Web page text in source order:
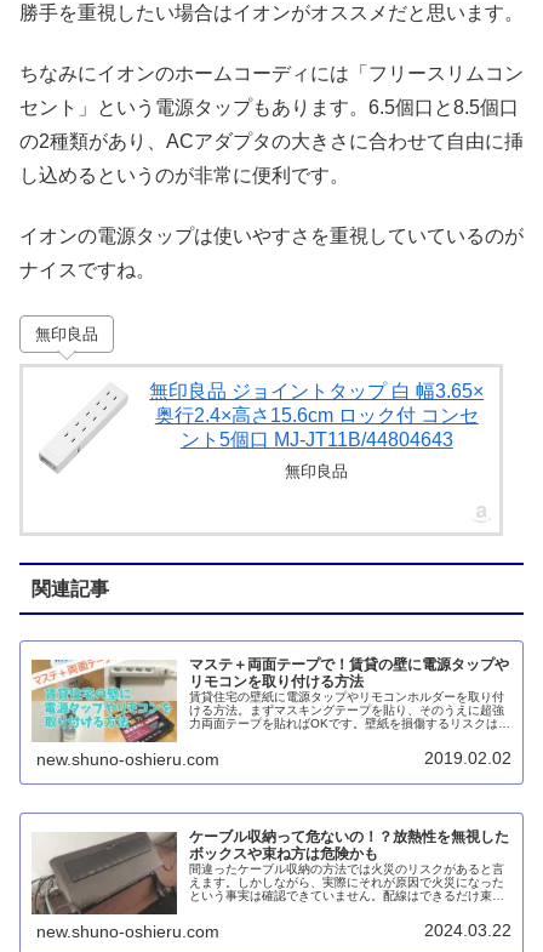
勝手を重視したい場合はイオンがオススメだと思います。
ちなみにイオンのホームコーディには「フリースリムコン
セント」という電源タップもあります。6.5個口と8.5個口
の2種類があり、ACアダプタの大きさに合わせて自由に挿
し込めるというのが非常に便利です。
イオンの電源タップは使いやすさを重視していているのが
ナイスですね。
無印良品
無印良品 ジョイントタップ 白 幅3.65×
奥行2.4×高さ15.6cm ロック付 コンセ
ント5個口 MJ‐JT11B/44804643
無印良品
関連記事
マステ＋両面テープで！賃貸の壁に電源タップや
リモコンを取り付ける方法
賃貸住宅の壁紙に電源タップやリモコンホルダーを取り付
ける方法。まずマスキングテープを貼り、そのうえに超強
力両面テープを貼ればOKです。壁紙を損傷するリスクはゼ
new.shuno-oshieru.com 2019.02.02
ケーブル収納って危ないの！？放熱性を無視した
ボックスや束ね方は危険かも
間違ったケーブル収納の方法では火災のリスクがあると言
えます。しかしながら、実際にそれが原因で火災になった
という事実は確認できていません。配線はできるだけ束ね
性に意識して最適なケーブル収納ボックスを使うことが大
切です。
new.shuno-oshieru.com 2024.03.22